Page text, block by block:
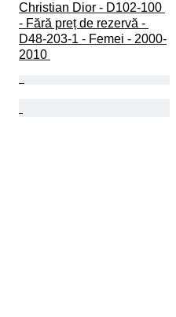
Christian Dior - D102-100
- Fără preț de rezervă -
D48-203-1 - Femei - 2000-
2010